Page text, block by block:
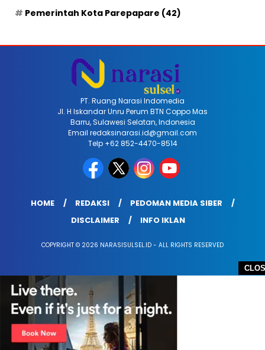
Pemerintah Kota Parepapare (42)
PT. Ruang Narasi Indomedia
Jl. H Iskandar Unru Perum BTN Coppo Mas
Barru, Sulawesi Selatan, Indonesia
Email redaksinarasi.id@gmail.com
Telp +62 852-4470-8514
HOME REDAKSI
PEDOMAN MEDIA SIBER
DISCLAIMER
INFO IKLAN
COPYRIGHT © 2026 NARASISULSEL.ID - ALL RIGHTS RESERVED